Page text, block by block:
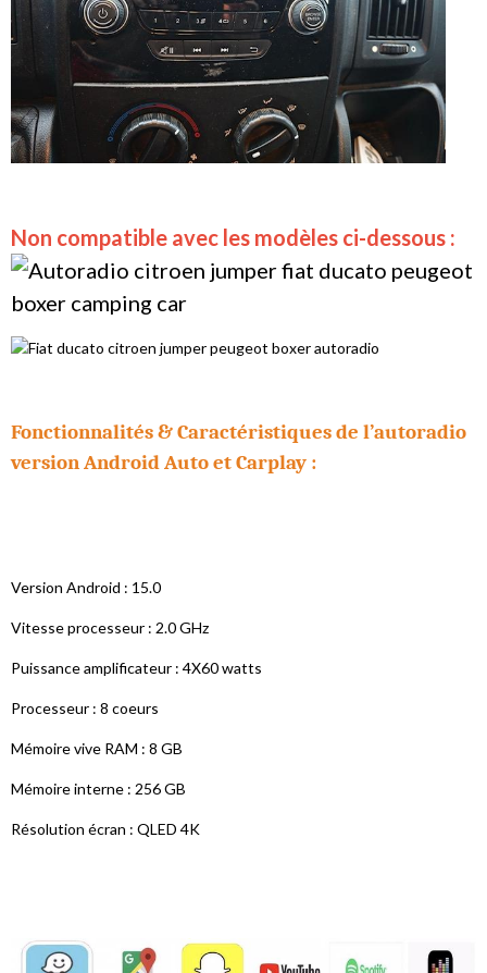
Non compatible avec les modèles ci-dessous :
Fonctionnalités & Caractéristiques de l’autoradio
version Android Auto et Carplay :
Version Android : 15.0
Vitesse processeur : 2.0 GHz
Puissance amplificateur : 4X60 watts
Processeur : 8 coeurs
Mémoire vive RAM : 8 GB
Mémoire interne : 256 GB
Résolution écran : QLED 4K